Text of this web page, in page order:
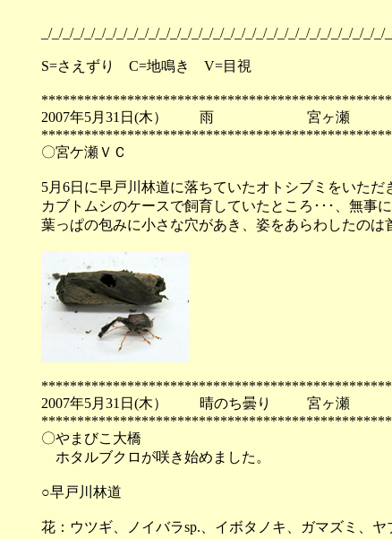
_/_/_/_/_/_/_/_/_/_/_/_/_/_/_/_/_/_/_/_/_/_/_/_/_/_/_/_/_/_/_/
S=さえずり C=地鳴き V=目視
2007年5月31日(木） 雨 宮ヶ瀬
〇宮ケ瀬ＶＣ
5月6日に早戸川林道に落ちていたオトシブミをいただ
カブトムシのケースで飼育していたところ･･･、無事
葉っぱの包みに小さな穴があき、姿をあらわしたのは
2007年5月31日(木） 晴のち曇り 宮ヶ瀬
〇やまびこ大橋
ホタルブクロが咲き始めました。
○早戸川林道
花：ウツギ、ノイバラsp.、イボタノキ、ガマズミ、